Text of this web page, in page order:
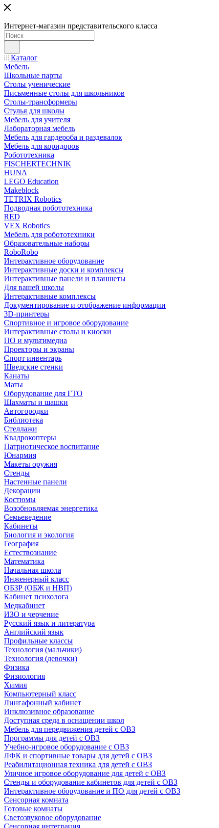
Интернет-магазин представительского класса
Каталог
Мебель
Школьные парты
Столы ученические
Письменные столы для школьников
Столы-трансформеры
Стулья для школы
Мебель для учителя
Лабораторная мебель
Мебель для гардероба и раздевалок
Мебель для коридоров
Робототехника
FISCHERTECHNIK
HUNA
LEGO Education
Makeblock
TETRIX Robotics
Подводная робототехника
RED
VEX Robotics
Мебель для робототехники
Образовательные наборы
RoboRobo
Интерактивное оборудование
Интерактивные доски и комплексы
Интерактивные панели и планшеты
Для вашей школы
Интерактивные комплексы
Документирование и отображение информации
3D-принтеры
Спортивное и игровое оборудование
Интерактивные столы и киоски
ПО и мультимедиа
Проекторы и экраны
Спорт инвентарь
Шведские стенки
Канаты
Маты
Оборудование для ГТО
Шахматы и шашки
Автогородки
Библиотека
Стеллажи
Квадрокоптеры
Патриотическое воспитание
Юнармия
Макеты оружия
Стенды
Настенные панели
Декорации
Костюмы
Возобновляемая энергетика
Семьеведение
Кабинеты
Биология и экология
География
Естествознание
Математика
Начальная школа
Инженерный класс
ОБЗР (ОБЖ и НВП)
Кабинет психолога
Медкабинет
ИЗО и черчение
Русский язык и литература
Английский язык
Профильные классы
Технология (мальчики)
Технология (девочки)
Физика
Физиология
Химия
Компьютерный класс
Лингафонный кабинет
Инклюзивное образование
Доступная среда в оснащении школ
Мебель для передвижения детей с ОВЗ
Программы для детей с ОВЗ
Учебно-игровое оборудование с ОВЗ
ЛФК и спортивные товары для детей с ОВЗ
Реабилитационная техника для детей с ОВЗ
Уличное игровое оборудование для детей с ОВЗ
Стенды и оборудование кабинетов для детей с ОВЗ
Интерактивное оборудование и ПО для детей с ОВЗ
Сенсорная комната
Готовые комнаты
Светозвуковое оборудование
Сенсорная интеграция